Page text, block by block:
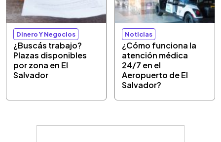
Dinero Y Negocios
¿Buscás trabajo?
Plazas disponibles
por zona en El
Salvador
Noticias
¿Cómo funciona la
atención médica
24/7 en el
Aeropuerto de El
Salvador?